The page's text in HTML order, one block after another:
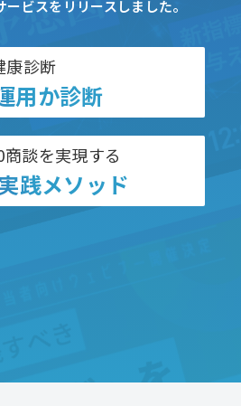
ビスをリリースしました。
康診断
用か診断
談を実現する
践メソッド